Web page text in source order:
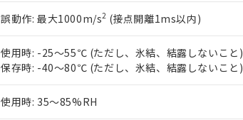
誤動作: 最大1000m/s2 (接点開離1ms以内)
使用時: -25～55℃ (ただし、氷結、結露しないこと)
保存時: -40～80℃ (ただし、氷結、結露しないこと)
使用時: 35～85%RH